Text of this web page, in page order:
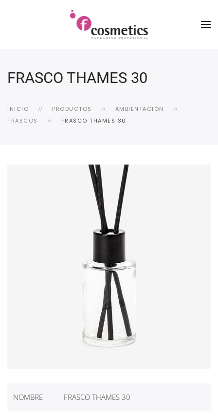
FRASCO THAMES 30
INICIO PRODUCTOS
AMBIENTACIÓN
FRASCOS
FRASCO THAMES 30
NOMBRE FRASCO THAMES 30